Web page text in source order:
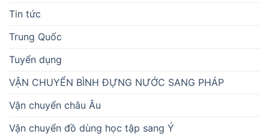
Tin tức
Trung Quốc
Tuyển dụng
VẬN CHUYỂN BÌNH ĐỰNG NƯỚC SANG PHÁP
Vận chuyển châu Âu
Vận chuyển đồ dùng học tập sang Ý